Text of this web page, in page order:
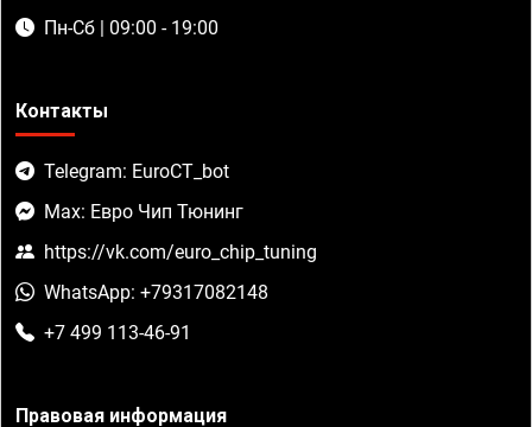
Пн-Сб | 09:00 - 19:00
Контакты
Telegram: EuroCT_bot
Max: Евро Чип Тюнинг
https://vk.com/euro_chip_tuning
WhatsApp: +79317082148
+7 499 113-46-91
Правовая информация